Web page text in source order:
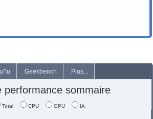
Geekbench Plus...
performance sommaire
Total CPU GPU IA